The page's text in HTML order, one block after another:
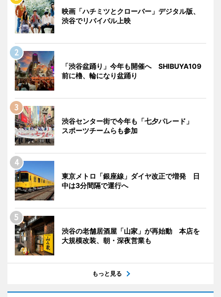
映画「ハチミツとクローバー」デジタル版、
渋谷でリバイバル上映
「渋谷盆踊り」今年も開催へ SHIBUYA109
前に櫓、輪になり盆踊り
渋谷センター街で今年も「七夕パレード」
スポーツチームらも参加
東京メトロ「銀座線」ダイヤ改正で増発 日
中は3分間隔で運行へ
渋谷の老舗居酒屋「山家」が再始動 本店を
大規模改装、朝・深夜営業も
もっと見る